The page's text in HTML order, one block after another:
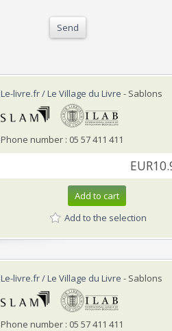
Send
Le-livre.fr / Le Village du Livre - Sablons
Phone number : 05 57 411 411
Add to cart
Add to the selection
Le-livre.fr / Le Village du Livre - Sablons
Phone number : 05 57 411 411